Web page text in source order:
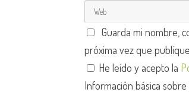
Guarda mi nombre,
próxima vez que
He leído y acepto la
Información básica